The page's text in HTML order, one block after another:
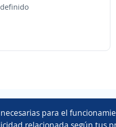
para el